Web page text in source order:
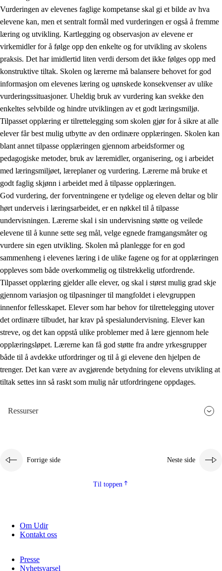
Vurderingen av elevenes faglige kompetanse skal gi et bilde av hva
elevene kan, men et sentralt formål med vurderingen er også å fremme
læring og utvikling. Kartlegging og observasjon av elevene er
virkemidler for å følge opp den enkelte og for utvikling av skolens
praksis. Det har imidlertid liten verdi dersom det ikke følges opp med
konstruktive tiltak. Skolen og lærerne må balansere behovet for god
informasjon om elevenes læring og uønskede konsekvenser av ulike
vurderingssituasjoner. Uheldig bruk av vurdering kan svekke den
enkeltes selvbilde og hindre utviklingen av et godt læringsmiljø.
Tilpasset opplæring er tilrettelegging som skolen gjør for å sikre at alle
elever får best mulig utbytte av den ordinære opplæringen. Skolen kan
blant annet tilpasse opplæringen gjennom arbeidsformer og
pedagogiske metoder, bruk av læremidler, organisering, og i arbeidet
med læringsmiljøet, læreplaner og vurdering. Lærerne må bruke et
godt faglig skjønn i arbeidet med å tilpasse opplæringen.
God vurdering, der forventningene er tydelige og eleven deltar og blir
hørt underveis i læringsarbeidet, er en nøkkel til å tilpasse
undervisningen. Lærerne skal i sin undervisning støtte og veilede
elevene til å kunne sette seg mål, velge egnede framgangsmåter og
vurdere sin egen utvikling. Skolen må planlegge for en god
sammenheng i elevenes læring i de ulike fagene og for at opplæringen
oppleves som både overkommelig og tilstrekkelig utfordrende.
Tilpasset opplæring gjelder alle elever, og skal i størst mulig grad skje
gjennom variasjon og tilpasninger til mangfoldet i elevgruppen
innenfor fellesskapet. Elever som har behov for tilrettelegging utover
det ordinære tilbudet, har krav på spesialundervisning. Elever kan
streve, og det kan oppstå ulike problemer med å lære gjennom hele
opplæringsløpet. Lærerne kan få god støtte fra andre yrkesgrupper
både til å avdekke utfordringer og til å gi elevene den hjelpen de
trenger. Det kan være av avgjørende betydning for elevens utvikling at
tiltak settes inn så raskt som mulig når utfordringene oppdages.
Ressurser
Forrige side Neste side
Til toppen
Om Udir
Kontakt oss
Presse
Nyhetsvarsel